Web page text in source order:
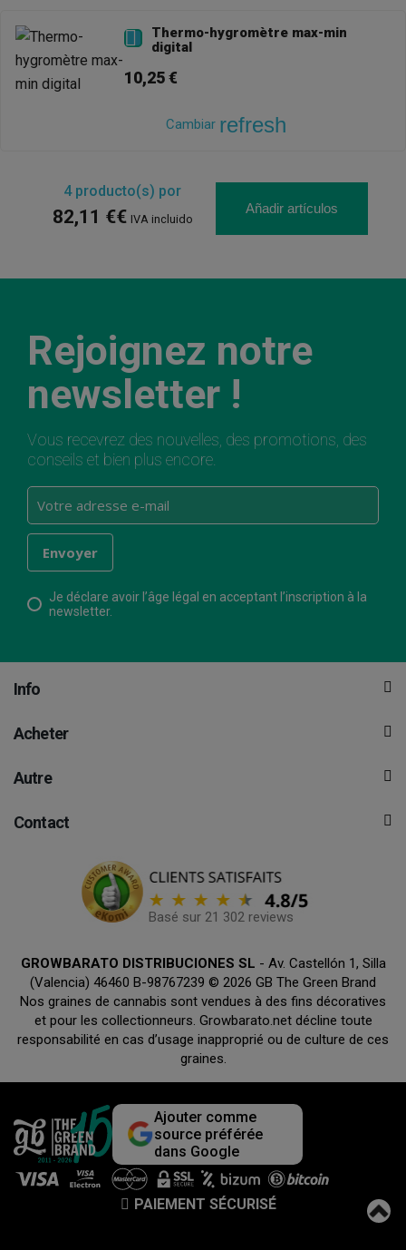

Thermo-hygromètre max-min
digital
10,25 €
Cambiar refresh
4producto(s) por
82,11 €€ IVA incluido
Añadir artículos
Rejoignez notre
newsletter !
Vous recevrez des nouvelles, des promotions, des
conseils et bien plus encore.
Je déclare avoir l’âge légal en acceptant l’inscription à la
newsletter.
Info
Acheter
Autre
Contact
Basé sur 21 302 reviews
GROWBARATO DISTRIBUCIONES SL - Av. Castellón 1, Silla
(Valencia) 46460 B-98767239 © 2026 GB The Green Brand
Nos graines de cannabis sont vendues à des fins décoratives
et pour les collectionneurs. Growbarato.net décline toute
responsabilité en cas d’usage inapproprié ou de culture de ces
graines.
Ajouter comme
source préférée
dans Google
PAIEMENT SÉCURISÉ